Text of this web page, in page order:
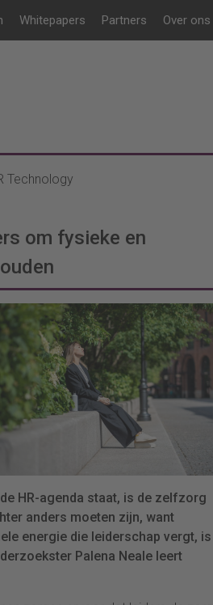
Whitepapers Partners Over ons
Technology
om fysieke en
HR-agenda staat, is de zelfzorg
anders moeten zijn, want
energie die leiderschap vergt, is
Palena Neale leert